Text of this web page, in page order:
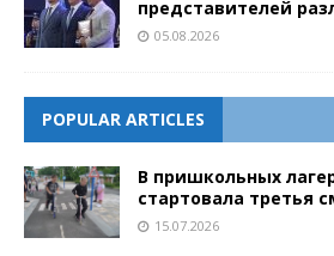
представителей
05.08.2026
POPULAR ARTICLES
В пришкольных
стартовала третья
15.07.2026